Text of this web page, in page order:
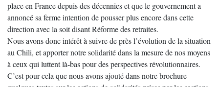
place en France depuis des décennies et que le gouvernement a
annoncé sa ferme intention de pousser plus encore dans cette
direction avec la soit disant Réforme des retraites.
Nous avons donc intérêt à suivre de près l’évolution de la situation
au Chili, et apporter notre solidarité dans la mesure de nos moyens
à ceux qui luttent là-bas pour des perspectives révolutionnaires.
C’est pour cela que nous avons ajouté dans notre brochure